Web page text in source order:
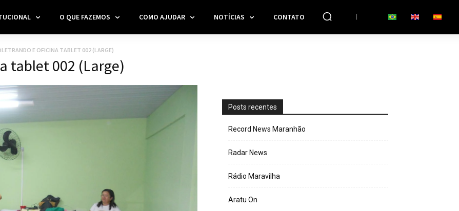
O QUE FAZEMOS COMO AJUDAR NOTÍCIAS CONTATO
E OFICINA TABLET 002 (LARGE)
tablet 002 (Large)
Posts recentes
Record News Maranhão
Radar News
Rádio Maravilha
Aratu On